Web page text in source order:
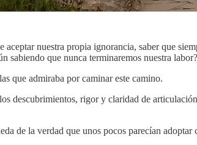
aceptar nuestra propia ignorancia, saber que
sabiendo que nunca terminaremos nuestra labor?
que admiraba por caminar este camino.
descubrimientos, rigor y claridad de
de la verdad que unos pocos parecían